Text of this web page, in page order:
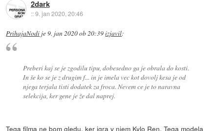
2dark
::9. jan 2020, 20:46
PrihajaNodi je9. jan 2020 ob 20:39izjavil:
Preberi kaj se je zgodilu tipu, dobesedno ga je obrala do kosti.
In še ko se je z drugim f... in je imela vec kot dovolj kesa je od
njega terjala tisti dodatek za froca. Nevem ce je to naravna
selekcija, ker gene je že dal naprej.
Tega filma ne bom gledu, ker igra v njem Kylo Ren. Tega modela